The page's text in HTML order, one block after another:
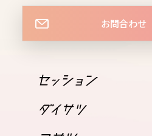
14
mon
tue
お問合わせ